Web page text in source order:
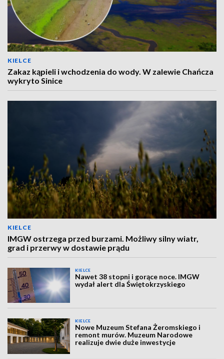
KIELCE
Zakaz kąpieli i wchodzenia do wody. W zalewie Chańcza
wykryto Sinice
KIELCE
IMGW ostrzega przed burzami. Możliwy silny wiatr,
grad i przerwy w dostawie prądu
KIELCE
Nawet 38 stopni i gorące noce. IMGW
wydał alert dla Świętokrzyskiego
KIELCE
Nowe Muzeum Stefana Żeromskiego i
remont murów. Muzeum Narodowe
realizuje dwie duże inwestycje